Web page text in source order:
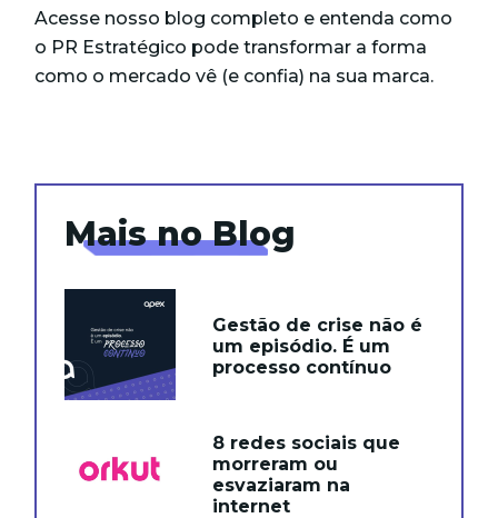
Acesse nosso blog completo e entenda como
o PR Estratégico pode transformar a forma
como o mercado vê (e confia) na sua marca.
Mais no Blog
Gestão de crise não é
um episódio. É um
processo contínuo
8 redes sociais que
morreram ou
esvaziaram na
internet